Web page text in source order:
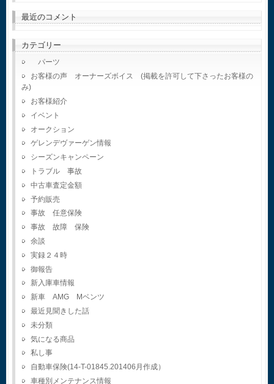
最近のコメント
カテゴリー
パーツ
お客様の声 オーナーズボイス (掲載を許可して下さったお客様の
み)
お客様紹介
イベント
オークション
ゲレンデヴァーゲン情報
シーズンキャンペーン
トラブル 事故
中古車査定金額
予約販売
事故 任意保険
事故 故障 保険
余談
実録２４時
御報告
新入庫車情報
新車 AMG Mベンツ
最近見聞きした話
未分類
気になる商品
私し事
自動車保険(14-T-01845.201406月作成）
車種別メンテナンス情報